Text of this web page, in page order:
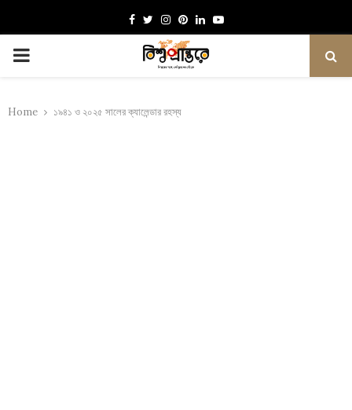
Facebook
TwitterInstagram
Pinterest
LinkedinYoutube
PRIMARY
Home ১৯৪১ ও ২০২৫ সালের ক্যালেন্ডার রহস্য